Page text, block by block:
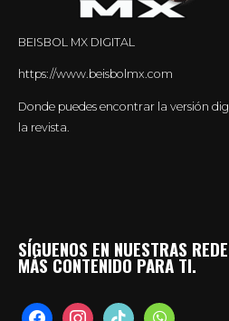
BEISBOL MX DIGITAL
https://www.beisbolmx.com
Donde puedes encontrar la versión
la revista.
SÍGUENOS EN NUESTRAS
MÁS CONTENIDO PARA TI.
facebookinstagramtiktok whatsapp